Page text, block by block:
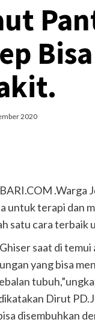
2020
.Warga
untuk terapi dan
satu cara
saat di
yang bisa
Dirut
disembuhkan